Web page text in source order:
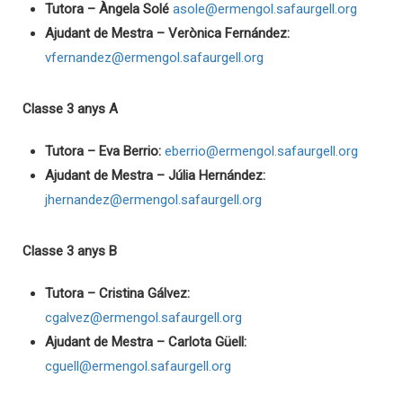
Tutora – Àngela Solé asole@ermengol.safaurgell.org
Ajudant de Mestra – Verònica Fernández:
vfernandez@ermengol.safaurgell.org
Classe 3 anys A
Tutora – Eva Berrio: eberrio@ermengol.safaurgell.org
Ajudant de Mestra – Júlia Hernández:
jhernandez@ermengol.safaurgell.org
Classe 3 anys B
Tutora – Cristina Gálvez:
cgalvez@ermengol.safaurgell.org
Ajudant de Mestra – Carlota Güell:
cguell@ermengol.safaurgell.org